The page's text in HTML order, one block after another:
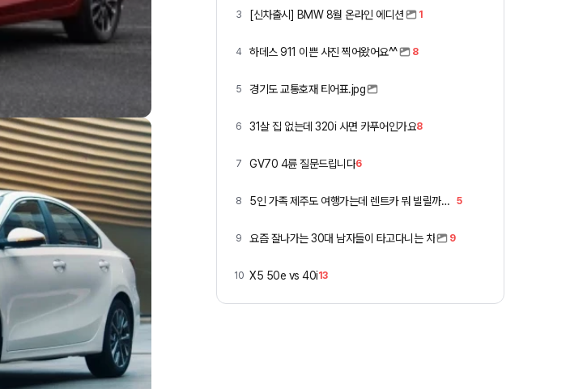
3 [신차출시] BMW 8월 온라인 에디션 1
4 하데스 911 이쁜 사진 찍어왔어요^^ 8
5 경기도 교통호재 티어표.jpg
6 31살 집 없는데 320i 사면 카푸어인가요8
7 GV70 4륜 질문드립니다6
8 5인 가족 제주도 여행가는데 렌트카 뭐 빌릴까요 ㅎ 5
9 요즘 잘나가는 30대 남자들이 타고다니는 차 9
10 X5 50e vs 40i13